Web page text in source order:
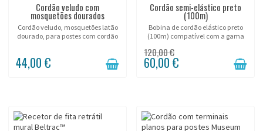
Cordão veludo com
mosquetões dourados
Cordão veludo, mosquetões latão
dourado, para postes com cordão
44,00 €
Cordão semi-elástico preto
(100m)
Bobina de cordão elástico preto
(100m) compatível com a gama
120,00 €
60,00 €